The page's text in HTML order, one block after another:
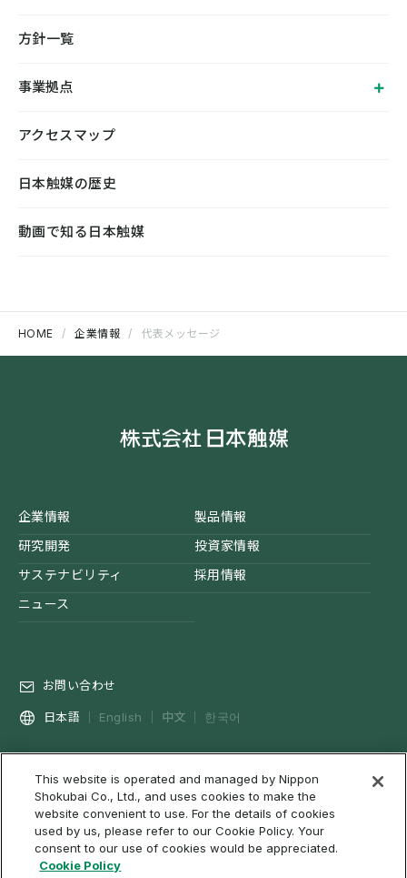
HOME 企業情報 代表メッセージ
方針一覧
事業拠点
アクセスマップ
日本触媒の歴史
動画で知る日本触媒
企業情報
製品情報
研究開発
投資家情報
サステナビリティ
採用情報
ニュース
お問い合わせ
日本語 English 中文 한국어
ソーシャルメディアポリシー
Cookieポリシー
ご利用条件・免責事項等について
ウェブアクセシビリティ
RSSのご利用について サイトマップ
This website is operated and managed by Nippon
Shokubai Co., Ltd., and uses cookies to make the
website convenient to use. For the details of cookies
used by us, please refer to our Cookie Policy. Your
consent to our use of cookies would be appreciated.
Cookie Policy